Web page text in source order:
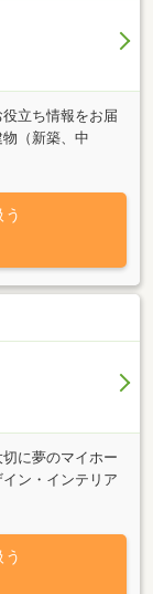
立ち情報をお届
（新築、中
スへご相談くだ
に夢のマイホー
ン・インテリア
ーなご提案をさ